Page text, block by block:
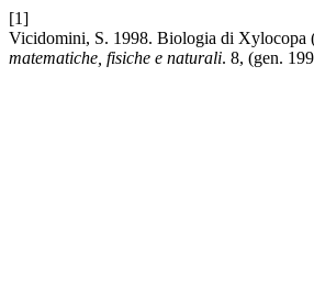
[1]
Vicidomini, S. 1998. Biologia di Xylocopa
matematiche, fisiche e naturali. 8, (gen.